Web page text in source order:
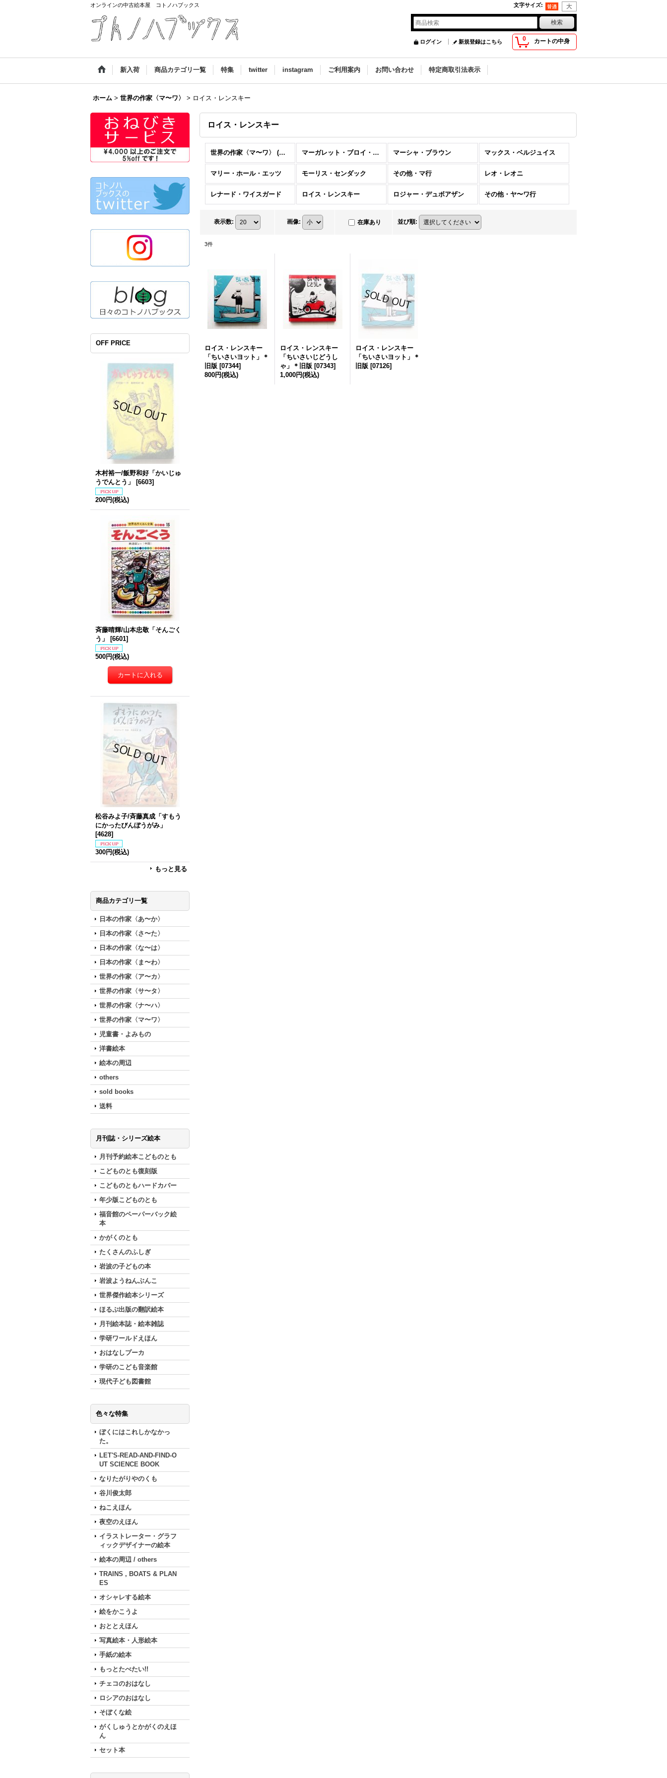
オンラインの中古絵本屋 コトノハブックス 文字サイズ:
0 カートの中身
ログイン 新規登録はこちら
新入荷 商品カテゴリ一覧 特集 twitter instagram ご利用案内 お問い合わせ 特定商取引法表示
ホーム > 世界の作家〈マ〜ワ〉 > ロイス・レンスキー
OFF PRICE
木村裕一/飯野和好「かいじゅ
うでんとう」
[6603]
200円(税込)
斉藤晴輝/山本忠敬「そんごく
う」
[6601]
500円(税込)
松谷みよ子/斉藤真成「すもう
にかったびんぼうがみ」
[4628]
300円(税込)
もっと見る
商品カテゴリ一覧
日本の作家〈あ〜か〉
日本の作家〈さ〜た〉
日本の作家〈な〜は〉
日本の作家〈ま〜わ〉
世界の作家〈ア〜カ〉
世界の作家〈サ〜タ〉
世界の作家〈ナ〜ハ〉
世界の作家〈マ〜ワ〉
児童書・よみもの
洋書絵本
絵本の周辺
others
sold books
送料
月刊誌・シリーズ絵本
月刊予約絵本こどものとも
こどものとも復刻版
こどものともハードカバー
年少版こどものとも
福音館のペーパーバック絵
本
かがくのとも
たくさんのふしぎ
岩波の子どもの本
岩波ようねんぶんこ
世界傑作絵本シリーズ
ほるぷ出版の翻訳絵本
月刊絵本誌・絵本雑誌
学研ワールドえほん
おはなしプーカ
学研のこども音楽館
現代子ども図書館
色々な特集
ぼくにはこれしかなかっ
た。
LET'S-READ-AND-FIND-O
UT SCIENCE BOOK
なりたがりやのくも
谷川俊太郎
ねこえほん
夜空のえほん
イラストレーター・グラフ
ィックデザイナーの絵本
絵本の周辺 / others
TRAINS , BOATS & PLAN
ES
オシャレする絵本
絵をかこうよ
おととえほん
写真絵本・人形絵本
手紙の絵本
もっとたべたい!!
チェコのおはなし
ロシアのおはなし
そぼくな絵
がくしゅうとかがくのえほ
ん
セット本
ロイス・レンスキー
世界の作家〈マ〜ワ〉 (全商品) マーガレット・ブロイ・グレアム マーシャ・ブラウン マックス・ベルジュイス
マリー・ホール・エッツ モーリス・センダック その他・マ行 レオ・レオニ
レナード・ワイスガード ロイス・レンスキー ロジャー・デュボアザン その他・ヤ〜ワ行
表示数: 画像: 在庫あり 並び順:
3件
ロイス・レンスキー
「ちいさいヨット」＊
旧版 [07344]
800円(税込)
ロイス・レンスキー
「ちいさいじどうし
ゃ」＊旧版 [07343]
1,000円(税込)
ロイス・レンスキー
「ちいさいヨット」＊
旧版 [07126]